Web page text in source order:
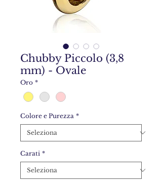
Chubby Piccolo (3,8
mm) - Ovale
Oro *
Colore e Purezza *
Carati *